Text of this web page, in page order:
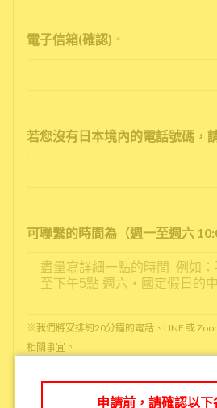
電子信箱(確認) *
若您沒有日本境內的電話號碼，
可聯繫的時間為（週一至週六
※我們將安排約20分鐘的電話、LINE 或
相關事宜。
申請前，請確認以下